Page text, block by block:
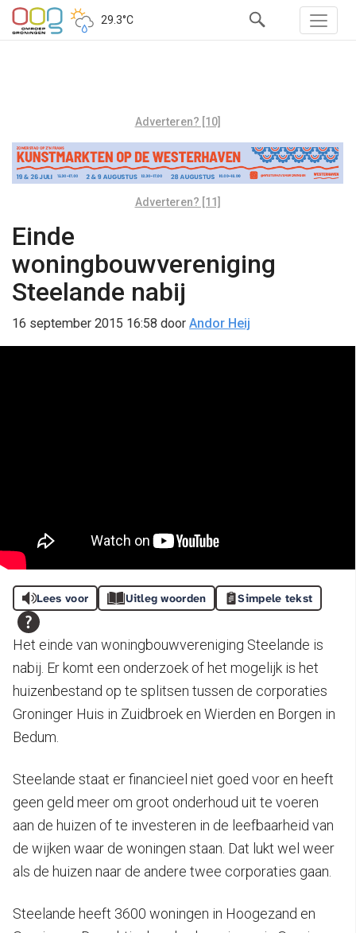
29.3°C
Adverteren? [10]
Adverteren? [11]
Einde
woningbouwvereniging
Steelande nabij
16 september 2015 16:58 door Andor Heij
Lees voor Uitleg woorden Simpele tekst
Het einde van woningbouwvereniging Steelande is
nabij. Er komt een onderzoek of het mogelijk is het
huizenbestand op te splitsen tussen de corporaties
Groninger Huis in Zuidbroek en Wierden en Borgen in
Bedum.
Steelande staat er financieel niet goed voor en heeft
geen geld meer om groot onderhoud uit te voeren
aan de huizen of te investeren in de leefbaarheid van
de wijken waar de woningen staan. Dat lukt wel weer
als de huizen naar de andere twee corporaties gaan.
Steelande heeft 3600 woningen in Hoogezand en